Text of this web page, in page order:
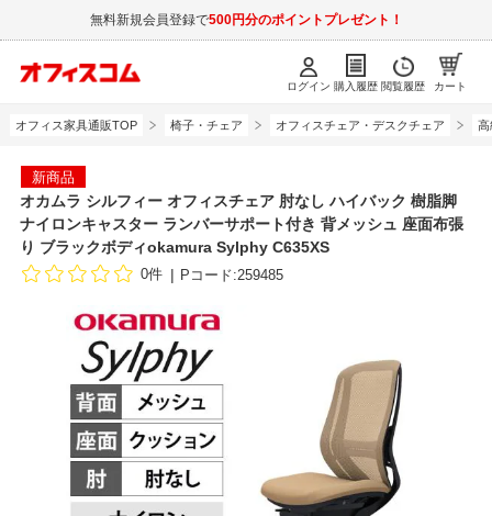
無料新規会員登録で500円分のポイントプレゼント！
ログイン 購入履歴 閲覧履歴 カート
オフィス家具通販TOP 椅子・チェア オフィスチェア・デスクチェア 高
新商品
オカムラ シルフィー オフィスチェア 肘なし ハイバック 樹脂脚
ナイロンキャスター ランバーサポート付き 背メッシュ 座面布張
り ブラックボディokamura Sylphy C635XS
0件 Pコード:259485